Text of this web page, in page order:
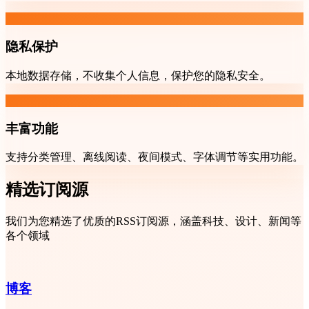
隐私保护
本地数据存储，不收集个人信息，保护您的隐私安全。
丰富功能
支持分类管理、离线阅读、夜间模式、字体调节等实用功能。
精选订阅源
我们为您精选了优质的RSS订阅源，涵盖科技、设计、新闻等
各个领域
博客